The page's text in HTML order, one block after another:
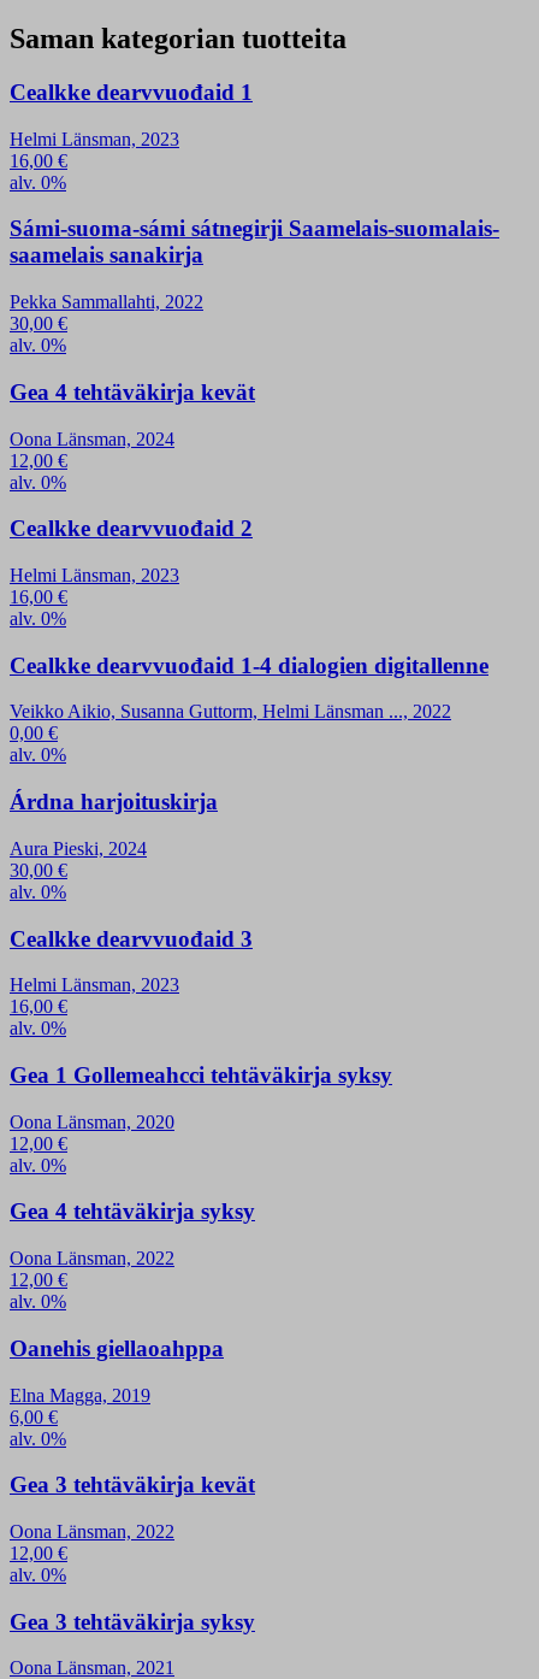
Saman kategorian tuotteita
Cealkke dearvvuođaid 1
Helmi Länsman, 2023
16,00 €
alv. 0%
Sámi-suoma-sámi sátnegirji Saamelais-suomalais-
saamelais sanakirja
Pekka Sammallahti, 2022
30,00 €
alv. 0%
Gea 4 tehtäväkirja kevät
Oona Länsman, 2024
12,00 €
alv. 0%
Cealkke dearvvuođaid 2
Helmi Länsman, 2023
16,00 €
alv. 0%
Cealkke dearvvuođaid 1-4 dialogien digitallenne
Veikko Aikio, Susanna Guttorm, Helmi Länsman ..., 2022
0,00 €
alv. 0%
Árdna harjoituskirja
Aura Pieski, 2024
30,00 €
alv. 0%
Cealkke dearvvuođaid 3
Helmi Länsman, 2023
16,00 €
alv. 0%
Gea 1 Gollemeahcci tehtäväkirja syksy
Oona Länsman, 2020
12,00 €
alv. 0%
Gea 4 tehtäväkirja syksy
Oona Länsman, 2022
12,00 €
alv. 0%
Oanehis giellaoahppa
Elna Magga, 2019
6,00 €
alv. 0%
Gea 3 tehtäväkirja kevät
Oona Länsman, 2022
12,00 €
alv. 0%
Gea 3 tehtäväkirja syksy
Oona Länsman, 2021